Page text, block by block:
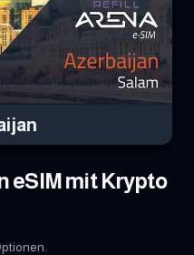
eSIM mit Krypto